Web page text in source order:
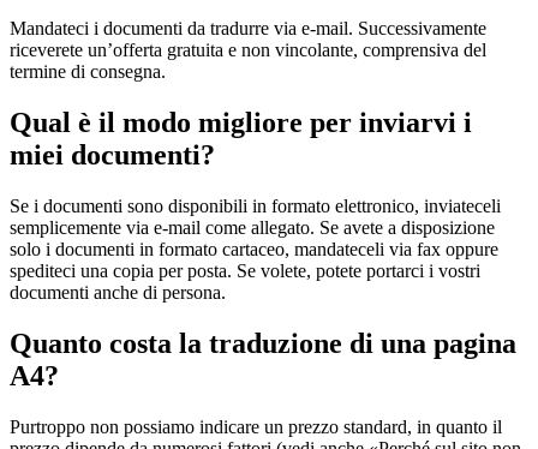
Mandateci i documenti da tradurre via e-mail. Successivamente
riceverete un’offerta gratuita e non vincolante, comprensiva del
termine di consegna.
Qual è il modo migliore per inviarvi i
miei documenti?
Se i documenti sono disponibili in formato elettronico, inviateceli
semplicemente via e-mail come allegato. Se avete a disposizione
solo i documenti in formato cartaceo, mandateceli via fax oppure
spediteci una copia per posta. Se volete, potete portarci i vostri
documenti anche di persona.
Quanto costa la traduzione di una pagina
A4?
Purtroppo non possiamo indicare un prezzo standard, in quanto il